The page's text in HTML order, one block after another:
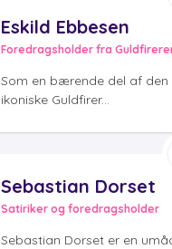
Eskild Ebbesen
Foredragsholder fra
Som en bærende del af den
ikoniske Guldfirer...
Sebastian Dorset
Satiriker og foredragsholder
Sebastian Dorset er en